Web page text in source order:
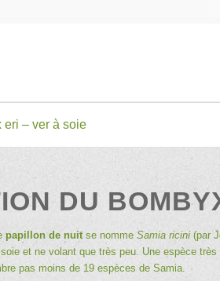
eri – ver à soie
DU
papillon de nuitse nomme Samia ricini (par
et ne volant que très peu. Une espèce
pas moins de 19 espèces de Samia.